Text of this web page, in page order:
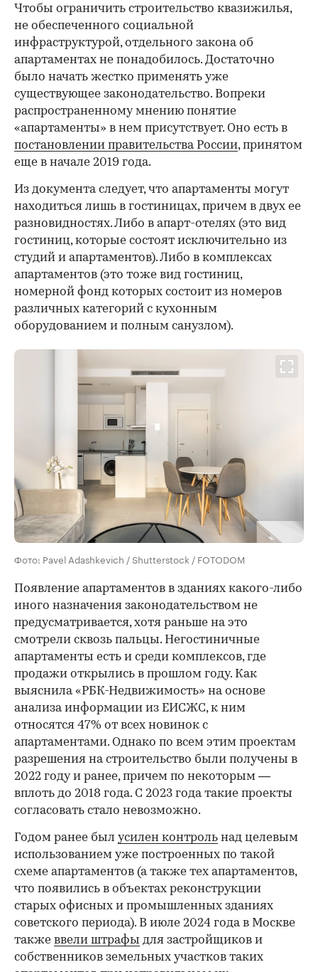
Чтобы ограничить строительство квазижилья,
не обеспеченного социальной
инфраструктурой, отдельного закона об
апартаментах не понадобилось. Достаточно
было начать жестко применять уже
существующее законодательство. Вопреки
распространенному мнению понятие
«апартаменты» в нем присутствует. Оно есть в
постановлении правительства России, принятом
еще в начале 2019 года.
Из документа следует, что апартаменты могут
находиться лишь в гостиницах, причем в двух ее
разновидностях. Либо в апарт-отелях (это вид
гостиниц, которые состоят исключительно из
студий и апартаментов). Либо в комплексах
апартаментов (это тоже вид гостиниц,
номерной фонд которых состоит из номеров
различных категорий с кухонным
оборудованием и полным санузлом).
Фото: Pavel Adashkevich / Shutterstock / FOTODOM
Появление апартаментов в зданиях какого-либо
иного назначения законодательством не
предусматривается, хотя раньше на это
смотрели сквозь пальцы. Негостиничные
апартаменты есть и среди комплексов, где
продажи открылись в прошлом году. Как
выяснила «РБК-Недвижимость» на основе
анализа информации из ЕИСЖС, к ним
относятся 47% от всех новинок с
апартаментами. Однако по всем этим проектам
разрешения на строительство были получены в
2022 году и ранее, причем по некоторым —
вплоть до 2018 года. С 2023 года такие проекты
согласовать стало невозможно.
Годом ранее был усилен контроль над целевым
использованием уже построенных по такой
схеме апартаментов (а также тех апартаментов,
что появились в объектах реконструкции
старых офисных и промышленных зданиях
советского периода). В июле 2024 года в Москве
также ввели штрафы для застройщиков и
собственников земельных участков таких